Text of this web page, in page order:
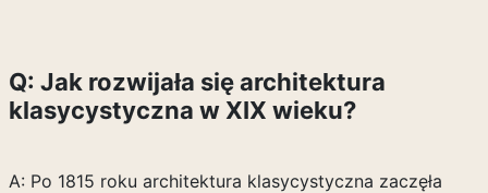
Q: Jak rozwijała się architektura
klasycystyczna w XIX wieku?
A: Po 1815 roku architektura klasycystyczna zaczęła